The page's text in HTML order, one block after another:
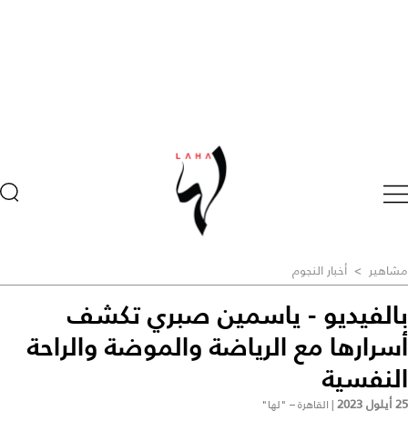
مشاهير > أخبار النجوم
بالفيديو - ياسمين صبري تكشف
أسرارها مع الرياضة والموضة والراحة
النفسية
25 أيلول 2023 | القاهرة – "لها"